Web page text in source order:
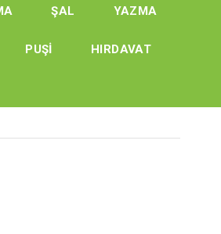
ŞAL YAZMA
PUŞİ HIRDAVAT